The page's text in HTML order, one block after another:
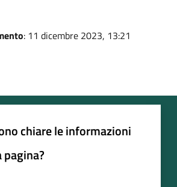
: 11 dicembre 2023, 13:21
chiare le informazioni
pagina?